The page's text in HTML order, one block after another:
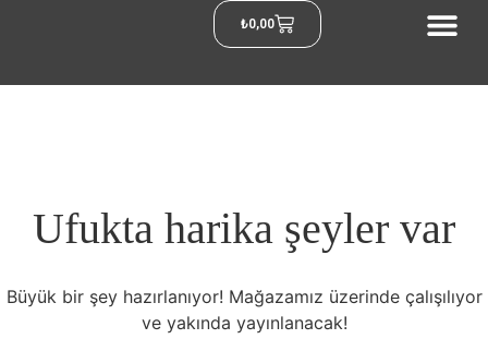
₺0,00
Ufukta harika şeyler var
Büyük bir şey hazırlanıyor! Mağazamız üzerinde çalışılıyor
ve yakında yayınlanacak!